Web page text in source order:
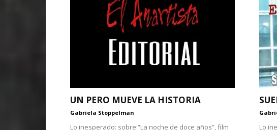
UN PERO MUEVE LA HISTORIA
Gabriela Stoppelman
Lo inesperado: sobre “La noche de doce años”, film
Lo